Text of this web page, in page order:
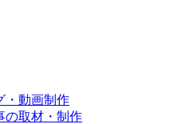
・動画制作
の取材・制作